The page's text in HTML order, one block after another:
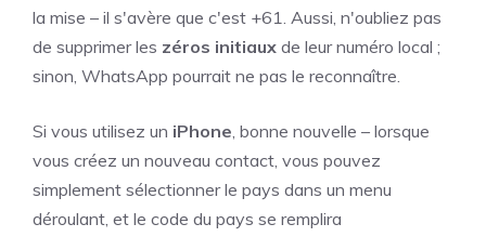
la mise – il s'avère que c'est +61. Aussi, n'oubliez pas
de supprimer les zéros initiaux de leur numéro local ;
sinon, WhatsApp pourrait ne pas le reconnaître.
Si vous utilisez un iPhone , bonne nouvelle – lorsque
vous créez un nouveau contact, vous pouvez
simplement sélectionner le pays dans un menu
déroulant, et le code du pays se remplira